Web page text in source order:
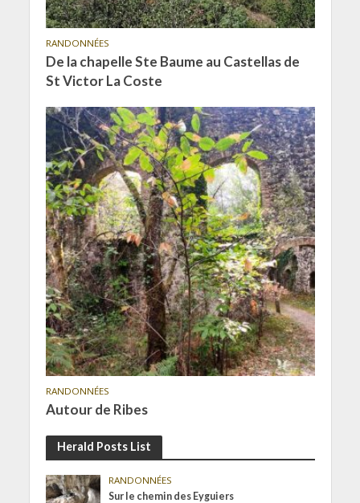
RANDONNÉES
De la chapelle Ste Baume au Castellas de
St Victor La Coste
RANDONNÉES
Autour de Ribes
Herald Posts List
RANDONNÉES
Sur le chemin des Eyguiers